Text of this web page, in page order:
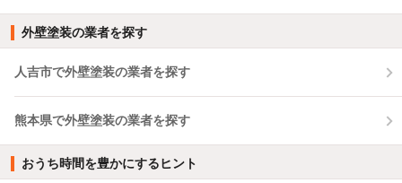
外壁塗装の業者を探す
人吉市で外壁塗装の業者を探す
熊本県で外壁塗装の業者を探す
おうち時間を豊かにするヒント